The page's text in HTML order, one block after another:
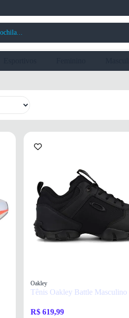
Oakley
Tênis Oakley Battle Masculino
R$ 619,99